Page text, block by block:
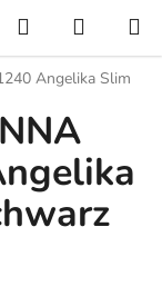
Hledat
KOŠÍK
Angelika Slim